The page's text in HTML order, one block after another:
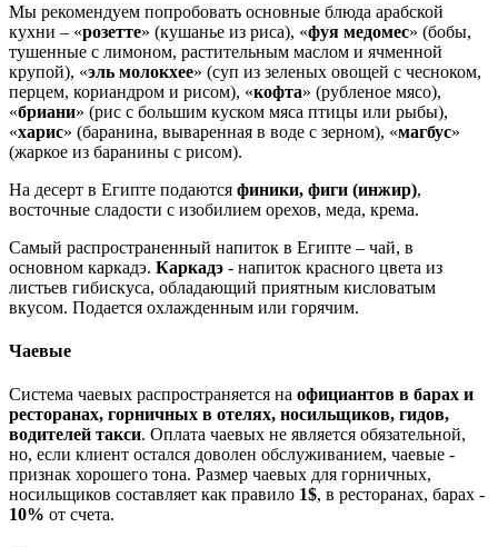
Мы рекомендуем попробовать основные блюда арабской
кухни – «розетте» (кушанье из риса), «фуя медомес» (бобы,
тушенные с лимоном, растительным маслом и ячменной
крупой), «эль молокхее» (суп из зеленых овощей с чесноком,
перцем, кориандром и рисом), «кофта» (рубленое мясо),
«бриани» (рис с большим куском мяса птицы или рыбы),
«харис» (баранина, вываренная в воде с зерном), «магбус»
(жаркое из баранины с рисом).
На десерт в Египте подаются финики, фиги (инжир),
восточные сладости с изобилием орехов, меда, крема.
Самый распространенный напиток в Египте – чай, в
основном каркадэ. Каркадэ - напиток красного цвета из
листьев гибискуса, обладающий приятным кисловатым
вкусом. Подается охлажденным или горячим.
Чаевые
Система чаевых распространяется на официантов в барах и
ресторанах, горничных в отелях, носильщиков, гидов,
водителей такси. Оплата чаевых не является обязательной,
но, если клиент остался доволен обслуживанием, чаевые -
признак хорошего тона. Размер чаевых для горничных,
носильщиков составляет как правило 1$, в ресторанах, барах -
10% от счета.